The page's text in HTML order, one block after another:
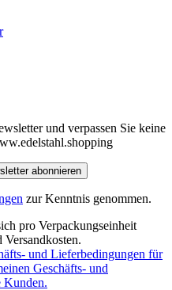
und verpassen Sie keine
abonnieren
zur Kenntnis genommen.
pro Verpackungseinheit
und Lieferbedingungen für
Geschäfts- und
Kunden.